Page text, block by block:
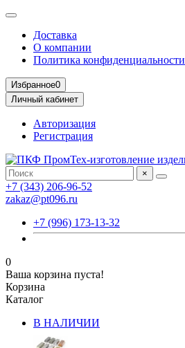
Доставка
О компании
Политика конфиденциальности
Избранное0
Личный кабинет
Авторизация
Регистрация
×
+7 (343) 206-96-52
zakaz@pt096.ru
+7 (996) 173-13-32
0
Ваша корзина пуста!
Корзина
Каталог
В НАЛИЧИИ